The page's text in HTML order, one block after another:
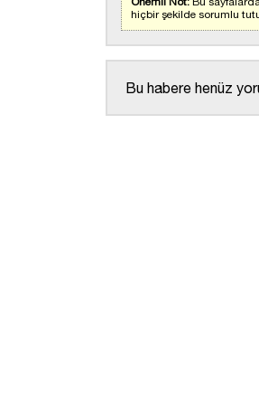
hiçbir şekilde sorumlu
Bu habere henüz